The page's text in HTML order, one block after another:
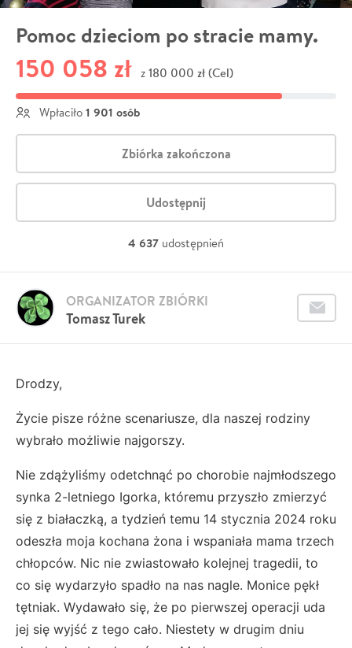
Pomoc dzieciom po stracie mamy.
150 058 zł z 180 000 zł (Cel)
Wpłaciło 1 901 osób
Zbiórka zakończona
Udostępnij
4 637 udostępnień
Tomasz Turek
ORGANIZATOR ZBIÓRKI
Drodzy,
Życie pisze różne scenariusze, dla naszej rodziny
wybrało możliwie najgorszy.
Nie zdążyliśmy odetchnąć po chorobie najmłodszego
synka 2-letniego Igorka, któremu przyszło zmierzyć
się z białaczką, a tydzień temu 14 stycznia 2024 roku
odeszła moja kochana żona i wspaniała mama trzech
chłopców. Nic nie zwiastowało kolejnej tragedii, to
co się wydarzyło spadło na nas nagle. Monice pękł
tętniak. Wydawało się, że po pierwszej operacji uda
jej się wyjść z tego cało. Niestety w drugim dniu